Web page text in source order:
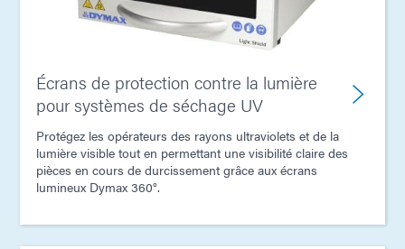
Écrans de protection contre la lumière
pour systèmes de séchage UV
Protégez les opérateurs des rayons ultraviolets et de la
lumière visible tout en permettant une visibilité claire des
pièces en cours de durcissement grâce aux écrans
lumineux Dymax 360°.